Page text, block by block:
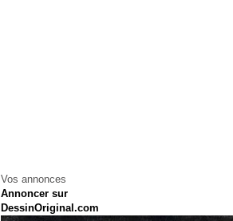
Vos annonces
Annoncer sur
DessinOriginal.com